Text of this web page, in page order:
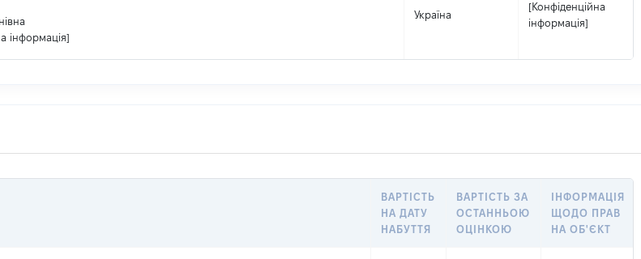
інформація]
Україна
[Конфіденційна
інформація]
ВАРТІСТЬ
НА ДАТУ
НАБУТТЯ
ВАРТІСТЬ ЗА
ОСТАННЬОЮ
ОЦІНКОЮ
ІНФОРМАЦІЯ
ЩОДО ПРАВ
НА ОБ'ЄКТ